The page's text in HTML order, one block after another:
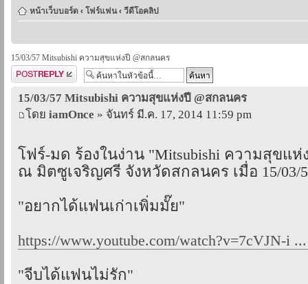
หน้าเว็บบอร์ด ‹ โฟร์แฟน ‹ วีดีโอคลิป
15/03/57 Mitsubishi ความสุขแห่งปี @สกลนคร
ตอบกระทู้
15/03/57 Mitsubishi ความสุขแห่งปี @สกลนคร
โดย iamOnce » จันทร์ มี.ค. 17, 2014 11:59 pm
โฟร์-มด ร้องในง่าน "Mitsubishi ความสุขแห่
ณ มิตซูเจริญศรี จังหวัดสกลนคร เมื่อ 15/03/
"อยากได้แฟนเก่าเพิ่มมั๊ย"
https://www.youtube.com/watch?v=7cVJN-i
"จีบได้แฟนไม่รัก"